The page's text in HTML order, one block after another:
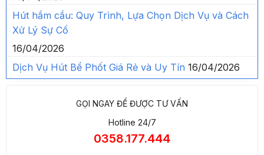
16/04/2026
Dịch Vụ Hút Bể Phốt Giá Rẻ và Uy Tín
GỌI NGAY ĐỂ ĐƯỢC TƯ VẤN
0358.177.444